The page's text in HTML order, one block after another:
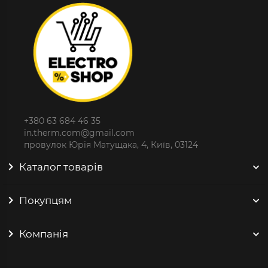
+380 63 684 46 35
in.therm.com@gmail.com
провулок Юрія Матущака, 4, Київ, 03124
Каталог товарів
Покупцям
Компанія